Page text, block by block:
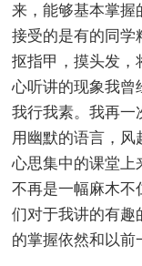
来，能够基本掌握
接受的是有的同学
抠指甲，摸头发，
心听讲的现象我曾
我行我素。我再一
用幽默的语言，
心思集中的课堂上
不再是一幅麻木不
们对于我讲的有趣
的掌握依然和以前